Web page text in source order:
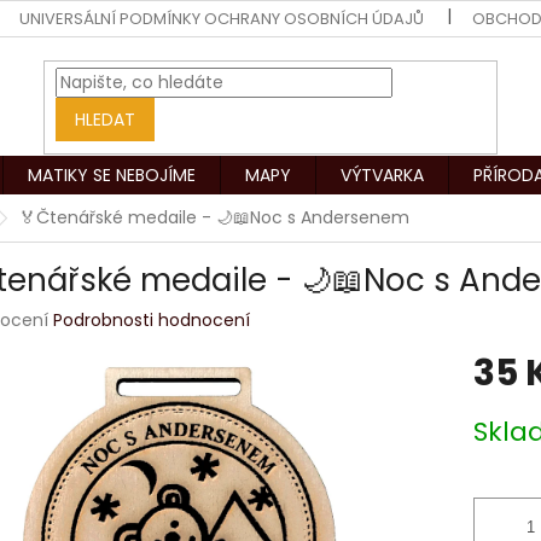
UNIVERSÁLNÍ PODMÍNKY OCHRANY OSOBNÍCH ÚDAJŮ
HLEDAT
MATIKY SE NEBOJÍME MAPY VÝTVARKA
🏅Čtenářské medaile - 🌙📖Noc s Andersenem
medaile - 🌙📖Noc s
Podrobnosti hodnocení
35
cena: